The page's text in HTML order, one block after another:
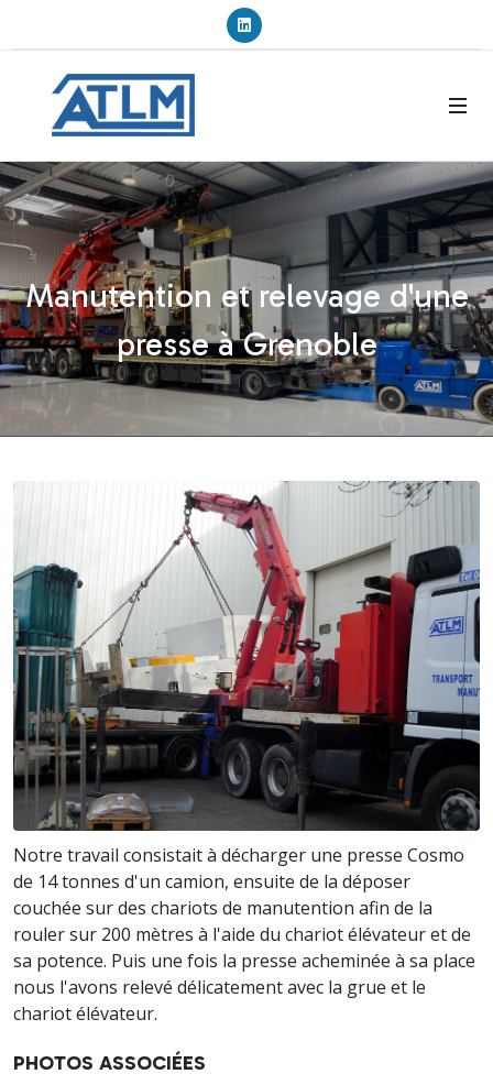
Manutention et relevage d'une
presse à Grenoble
Notre travail consistait à décharger une presse Cosmo
de 14 tonnes d'un camion, ensuite de la déposer
couchée sur des chariots de manutention afin de la
rouler sur 200 mètres à l'aide du chariot élévateur et de
sa potence. Puis une fois la presse acheminée à sa place
nous l'avons relevé délicatement avec la grue et le
chariot élévateur.
PHOTOS ASSOCIÉES